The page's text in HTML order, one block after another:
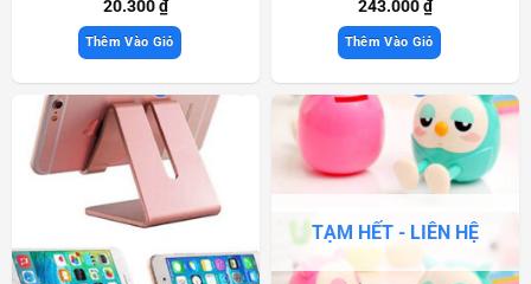
20.300₫
Thêm Vào Giỏ
243.000₫
Thêm Vào Giỏ
TẠM HẾT - LIÊN HỆ